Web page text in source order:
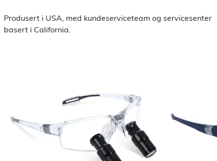
Produsert i USA, med kundeserviceteam og servicesenter
basert i California.